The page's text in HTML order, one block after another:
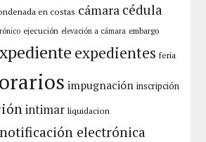
en costas cámara cédula
ejecución elevación a cámara embargo
expedientes feria
impugnación inscripción
intimar liquidacion
notificación electrónica